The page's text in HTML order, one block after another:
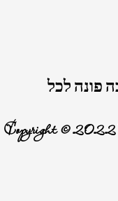
פונה לכל
Copyright ©